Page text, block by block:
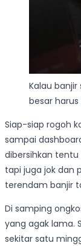
Kalau
besar
Siap-siap rogoh
sampai
dibersihkan tentu
tapi juga jok dan
terendam banjir
Di samping
yang agak lama.
sekitar satu